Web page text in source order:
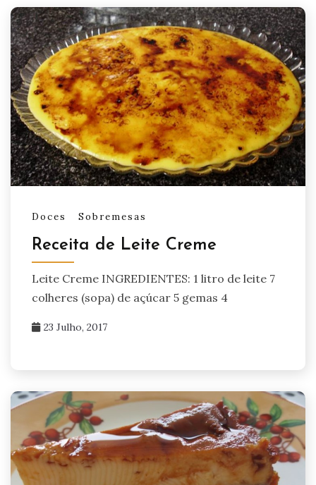
Doces Sobremesas
Receita de Leite Creme
Leite Creme INGREDIENTES: 1 litro de leite 7
colheres (sopa) de açúcar 5 gemas 4
23 Julho, 2017